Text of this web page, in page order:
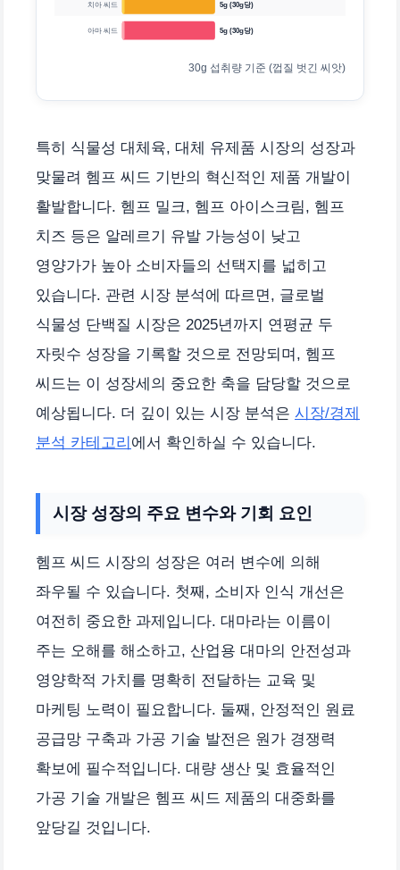
치아 씨드 5g (30g당)
아마 씨드 5g (30g당)
30g 섭취량 기준 (껍질 벗긴 씨앗)
특히 식물성 대체육, 대체 유제품 시장의 성장과
맞물려 헴프 씨드 기반의 혁신적인 제품 개발이
활발합니다. 헴프 밀크, 헴프 아이스크림, 헴프
치즈 등은 알레르기 유발 가능성이 낮고
영양가가 높아 소비자들의 선택지를 넓히고
있습니다. 관련 시장 분석에 따르면, 글로벌
식물성 단백질 시장은 2025년까지 연평균 두
자릿수 성장을 기록할 것으로 전망되며, 헴프
씨드는 이 성장세의 중요한 축을 담당할 것으로
예상됩니다. 더 깊이 있는 시장 분석은 시장/경제
분석 카테고리 에서 확인하실 수 있습니다.
시장 성장의 주요 변수와 기회 요인
헴프 씨드 시장의 성장은 여러 변수에 의해
좌우될 수 있습니다. 첫째, 소비자 인식 개선은
여전히 중요한 과제입니다. 대마라는 이름이
주는 오해를 해소하고, 산업용 대마의 안전성과
영양학적 가치를 명확히 전달하는 교육 및
마케팅 노력이 필요합니다. 둘째, 안정적인 원료
공급망 구축과 가공 기술 발전은 원가 경쟁력
확보에 필수적입니다. 대량 생산 및 효율적인
가공 기술 개발은 헴프 씨드 제품의 대중화를
앞당길 것입니다.